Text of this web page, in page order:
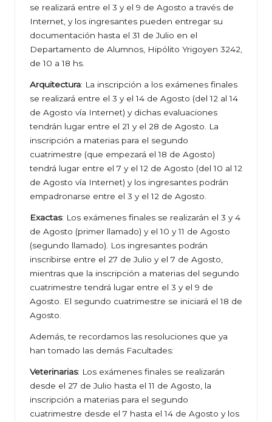
se realizará entre el 3 y el 9 de Agosto a través de
Internet, y los ingresantes pueden entregar su
documentación hasta el 31 de Julio en el
Departamento de Alumnos, Hipólito Yrigoyen 3242,
de 10 a 18 hs.
Arquitectura: La inscripción a los exámenes finales
se realizará entre el 3 y el 14 de Agosto (del 12 al 14
de Agosto vía Internet) y dichas evaluaciones
tendrán lugar entre el 21 y el 28 de Agosto. La
inscripción a materias para el segundo
cuatrimestre (que empezará el 18 de Agosto)
tendrá lugar entre el 7 y el 12 de Agosto (del 10 al 12
de Agosto vía Internet) y los ingresantes podrán
empadronarse entre el 3 y el 12 de Agosto.
Exactas: Los exámenes finales se realizarán el 3 y 4
de Agosto (primer llamado) y el 10 y 11 de Agosto
(segundo llamado). Los ingresantes podrán
inscribirse entre el 27 de Julio y el 7 de Agosto,
mientras que la inscripción a materias del segundo
cuatrimestre tendrá lugar entre el 3 y el 9 de
Agosto. El segundo cuatrimestre se iniciará el 18 de
Agosto.
Además, te recordamos las resoluciones que ya
han tomado las demás Facultades:
Veterinarias: Los exámenes finales se realizarán
desde el 27 de Julio hasta el 11 de Agosto, la
inscripción a materias para el segundo
cuatrimestre desde el 7 hasta el 14 de Agosto y los